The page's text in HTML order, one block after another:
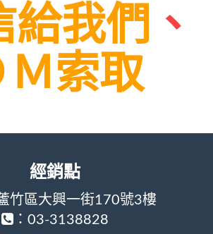
給我們 、
Ｍ索取
經銷點
竹區大興一街170號3樓
：03-3138828